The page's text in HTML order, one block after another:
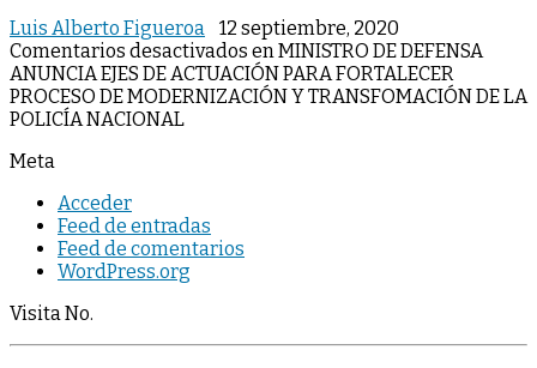
Luis Alberto Figueroa
12 septiembre, 2020
Comentarios desactivados en MINISTRO DE DEFENSA
ANUNCIA EJES DE ACTUACIÓN PARA FORTALECER
PROCESO DE MODERNIZACIÓN Y TRANSFOMACIÓN DE LA
POLICÍA NACIONAL
Meta
Acceder
Feed de entradas
Feed de comentarios
WordPress.org
Visita No.